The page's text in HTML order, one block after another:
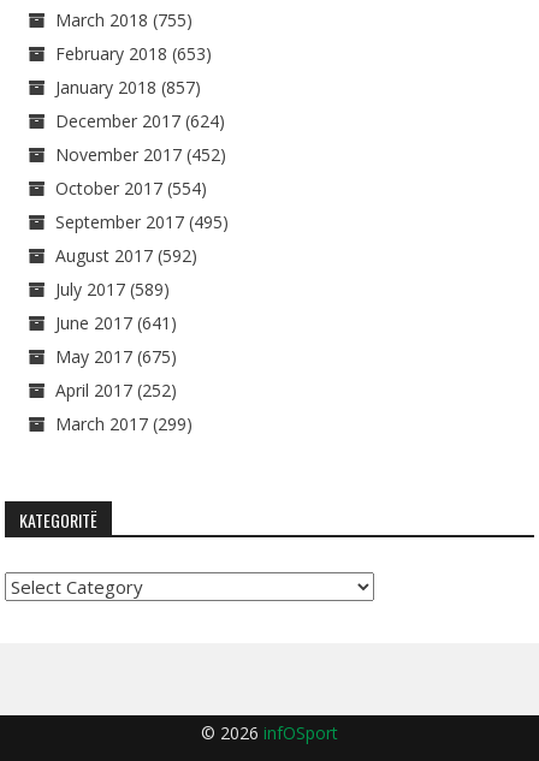
March 2018 (755)
February 2018 (653)
January 2018 (857)
December 2017 (624)
November 2017 (452)
October 2017 (554)
September 2017 (495)
August 2017 (592)
July 2017 (589)
June 2017 (641)
May 2017 (675)
April 2017 (252)
March 2017 (299)
KATEGORITË
Kategoritë
© 2026 infOSport